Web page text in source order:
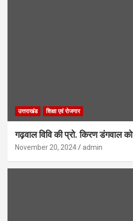
उत्तराखंड शिक्षा एवं रोजगार
गढ़वाल विवि की प्रो. किरण डंगवाल
November 20, 2024 admin